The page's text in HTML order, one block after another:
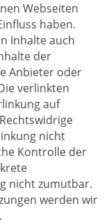
Webseiten
haben.
Inhalte auch
der
Anbieter oder
verlinkten
auf
nicht
Kontrolle der
nicht zumutbar.
werden wir